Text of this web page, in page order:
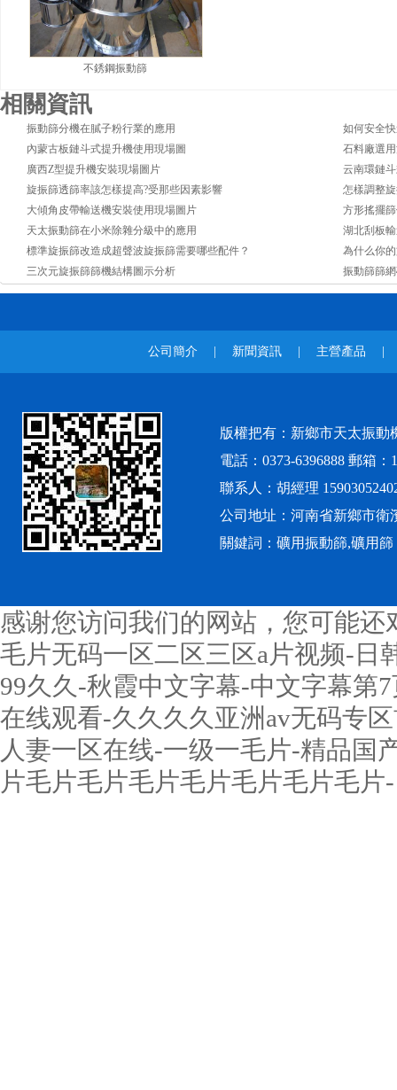
不銹鋼振動篩
相關資訊
振動篩分機在膩子粉行業的應用
如何安全
內蒙古板鏈斗式提升機使用現場圖
石料廠選
廣西Z型提升機安裝現場圖片
云南環鏈
旋振篩透篩率該怎樣提高?受那些因素影響
怎樣調整
大傾角皮帶輸送機安裝使用現場圖片
方形搖擺
天太振動篩在小米除雜分級中的應用
湖北刮板
標準旋振篩改造成超聲波旋振篩需要哪些配件？
為什么你
三次元旋振篩篩機結構圖示分析
振動篩篩
公司簡介 新聞資訊 主營產品
版權把有：新鄉市天太振動
電話：0373-6396888 郵箱：
聯系人：胡經理
公司地址：河南省新鄉市衛
關鍵詞：礦用振動篩,礦用篩
感谢您访问我们的网站，您可能还
毛片无码一区二区三区a片视频-日
99久久-秋霞中文字幕-中文字幕第
在线观看-久久久久亚洲av无码专
人妻一区在线-一级一毛片-精品国
片毛片毛片毛片毛片毛片毛片毛片